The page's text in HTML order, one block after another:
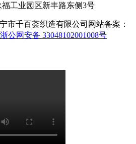
工业园区新丰路东侧3号
市千百荟织造有限公司网站备案：
浙公网安备 33048102001008号